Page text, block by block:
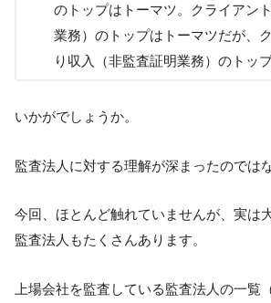
のトップはトーマツ。クライアン
業務）のトップはトーマツだが、
り収入（非監査証明業務）のトッ
いかがでしょうか。
監査法人に対する理解が深まったのでは
今回、ほとんど触れていませんが、実は
監査法人もたくさんあります。
上場会社を監査している監査法人の一覧